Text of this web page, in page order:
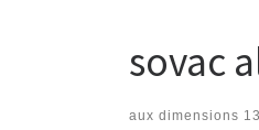
sovac
aux dimensions